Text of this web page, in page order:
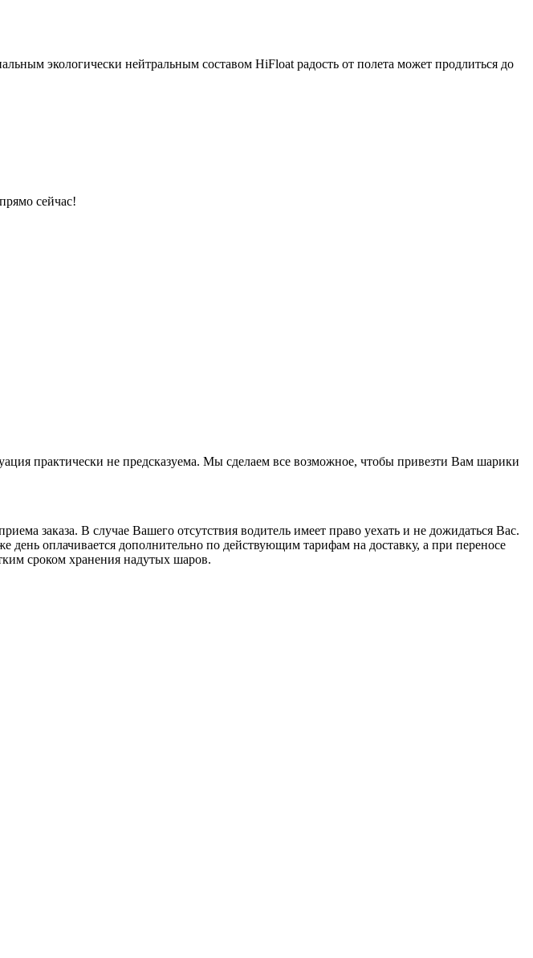
экологически нейтральным составом HiFloat радость от полета может продлиться до
сейчас!
практически не предсказуема. Мы сделаем все возможное, чтобы привезти Вам шарики
заказа. В случае Вашего отсутствия водитель имеет право уехать и не дожидаться Вас.
день оплачивается дополнительно по действующим тарифам на доставку, а при переносе
сроком хранения надутых шаров.